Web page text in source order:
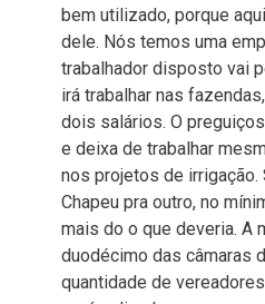
bem utilizado, porque
dele. Nós temos uma
trabalhador disposto vai
irá trabalhar nas
dois salários. O
e deixa de trabalhar
nos projetos de
Chapeu pra outro, no
mais do o que deveria. A
duodécimo das câmaras
quantidade de